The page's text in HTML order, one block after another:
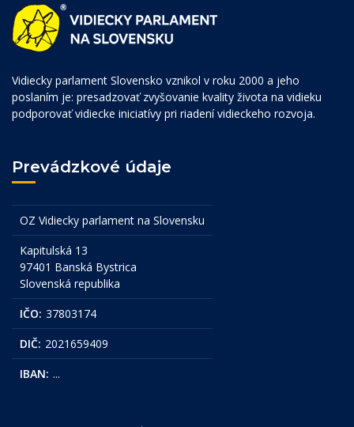
Vidiecky parlament Slovensko vznikol v roku 2000 a jeho
poslaním je: presadzovať zvyšovanie kvality života na vidieku
podporovať vidiecke iniciatívy pri riadení vidieckeho rozvoja.
Prevádzkové údaje
OZ Vidiecky parlament na Slovensku
Kapitulská 13
97401 Banská Bystrica
Slovenská republika
IČO: 37803174
DIČ: 2021659409
IBAN: ...